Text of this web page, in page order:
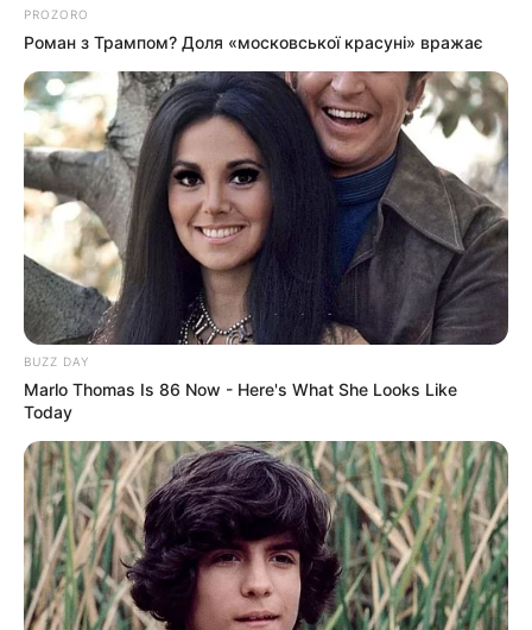
До $20 тисяч за «списання»: на
Закарпатті розслідують схему з
військовозобов’язаними —
підозри отримали екскерівники
Мукачівського ТЦК
07.08.2026
ГАРЯЧI ПОДІЇ
У Ясінянській громаді відкрили
черговий простір
психологічної підтримки (фото)
PROZORO
Роман з Трампом? Доля «московської красуні» вражає
BUZZ DAY
Marlo Thomas Is 86 Now - Here's What She Looks Like
Today